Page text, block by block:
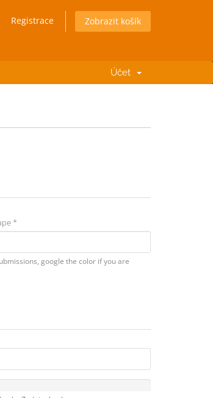
Registrace Zobrazit košík
Účet
*
google the color if you are